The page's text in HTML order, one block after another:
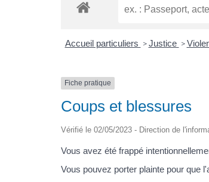
Accueil particuliers > Justice >
Fiche pratique
Coups et blessures
Vérifié le 02/05/2023 - Direction de
Vous avez été frappé
Vous pouvez porter plainte pour que